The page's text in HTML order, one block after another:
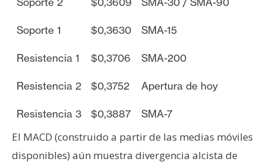
Soporte 1 $0,3630 SMA-15
Resistencia 1 $0,3706 SMA-200
Resistencia 2 $0,3752 Apertura de hoy
Resistencia 3 $0,3887 SMA-7
El MACD (construido a partir de las medias móviles
disponibles) aún muestra divergencia alcista de